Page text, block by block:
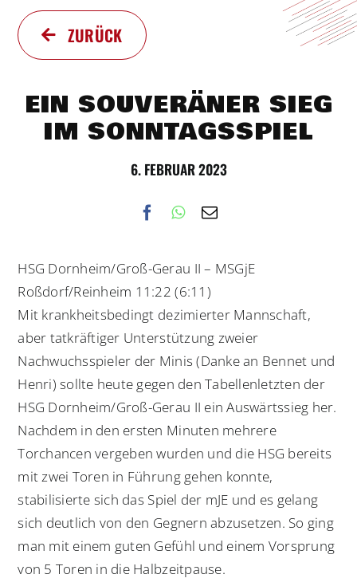
ZURÜCK
EIN SOUVERÄNER SIEG
IM SONNTAGSSPIEL
6. FEBRUAR 2023
HSG Dornheim/Groß-Gerau II – MSGjE
Roßdorf/Reinheim 11:22 (6:11)
Mit krankheitsbedingt dezimierter Mannschaft,
aber tatkräftiger Unterstützung zweier
Nachwuchsspieler der Minis (Danke an Bennet und
Henri) sollte heute gegen den Tabellenletzten der
HSG Dornheim/Groß-Gerau II ein Auswärtssieg her.
Nachdem in den ersten Minuten mehrere
Torchancen vergeben wurden und die HSG bereits
mit zwei Toren in Führung gehen konnte,
stabilisierte sich das Spiel der mJE und es gelang
sich deutlich von den Gegnern abzusetzen. So ging
man mit einem guten Gefühl und einem Vorsprung
von 5 Toren in die Halbzeitpause.